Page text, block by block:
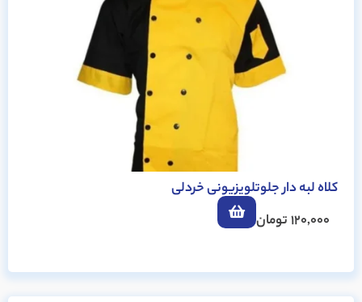
کلاه لبه دار جلوتلویزیونی خردلی
120,000تومان